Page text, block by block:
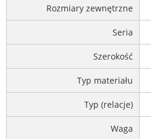
Rozmiary zewnętrzne
Seria
Szerokość
Typ materiału
Typ (relacje)
Waga